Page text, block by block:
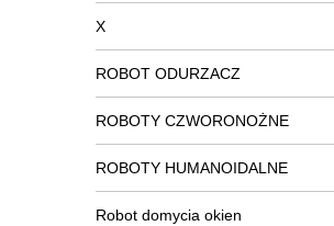
X
ROBOT ODURZACZ
ROBOTY CZWORONOŻNE
ROBOTY HUMANOIDALNE
Robot domycia okien